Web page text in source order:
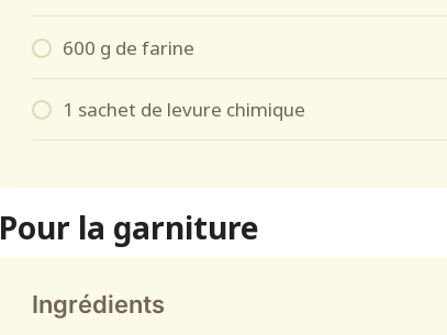
600 g de farine
1 sachet de levure chimique
Pour la garniture
Ingrédients